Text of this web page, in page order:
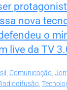
nova
o
live da TV
, Comunicação,
,